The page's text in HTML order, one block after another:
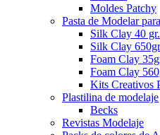
Moldes Patchy
Pasta de Modelar
Silk Clay 40 gr.
Silk Clay 650gr
Foam Clay
Foam Clay
Kits Creativos
Plastilina de modelaje
Becks
Revistas Modelaje